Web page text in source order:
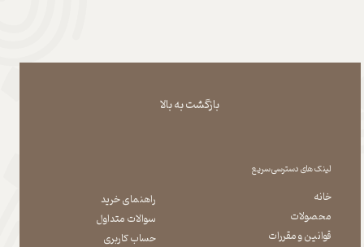
بازگشت به بالا
لینک های دسترسی سریع
خانه
محصولات
قوانین و مقررات
راهنمای خرید
سوالات متداول
حساب کاربری